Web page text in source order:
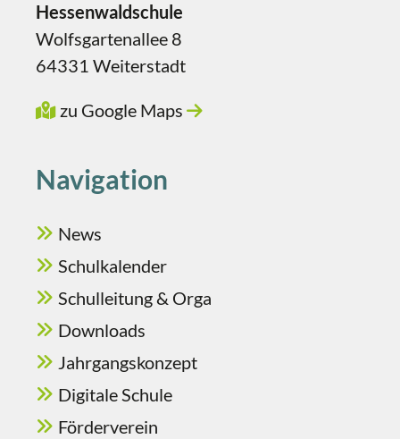
Hessenwaldschule
Wolfsgartenallee 8
64331 Weiterstadt
zu Google Maps
Navigation
News
Schulkalender
Schulleitung & Orga
Downloads
Jahrgangskonzept
Digitale Schule
Förderverein